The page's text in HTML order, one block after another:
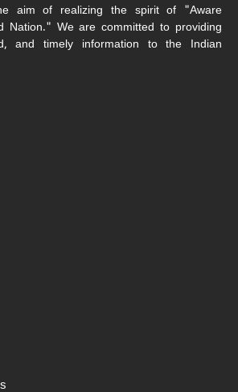
aim of realizing the spirit of "Aware
Nation." We are committed to providing
and timely information to the Indian